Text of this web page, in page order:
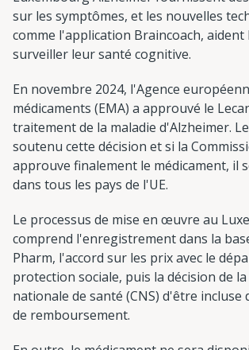
sur les symptômes, et les nouvelles
comme l'application Braincoach, aident
surveiller leur santé cognitive.
En novembre 2024, l'Agence
médicaments (EMA) a approuvé le
traitement de la maladie d'Alzheimer.
soutenu cette décision et si la
approuve finalement le médicament, il
dans tous les pays de l'UE.
Le processus de mise en œuvre au
comprend l'enregistrement dans la
Pharm, l'accord sur les prix avec le
protection sociale, puis la décision de la
nationale de santé (CNS) d'être incluse
de remboursement.